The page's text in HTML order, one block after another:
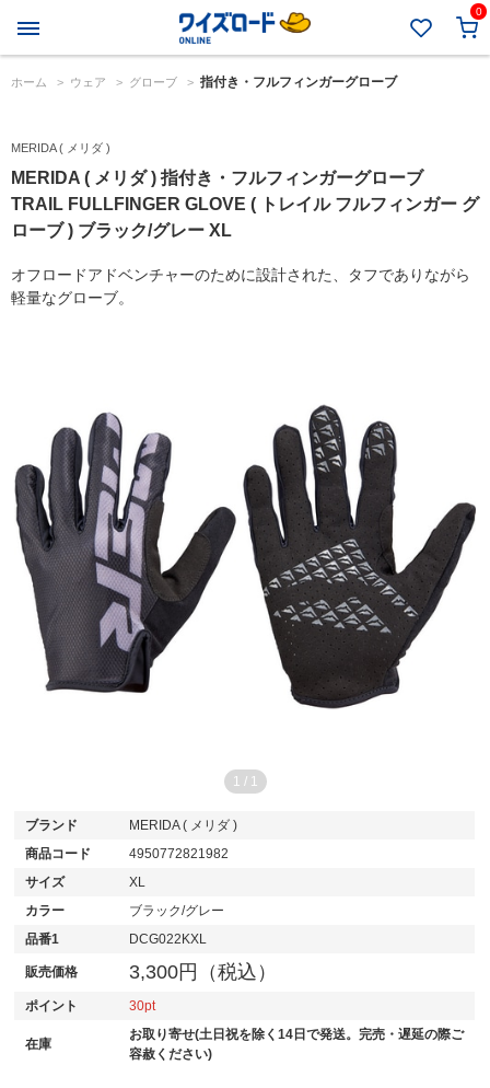
0
ホーム > ウェア > グローブ > 指付き・フルフィンガーグローブ
MERIDA ( メリダ )
MERIDA ( メリダ ) 指付き・フルフィンガーグローブ
TRAIL FULLFINGER GLOVE ( トレイル フルフィンガー グ
ローブ ) ブラック/グレー XL
オフロードアドベンチャーのために設計された、タフでありながら
軽量なグローブ。
1 / 1
ブランド
MERIDA ( メリダ )
商品コード
4950772821982
サイズ
XL
カラー
ブラック/グレー
品番1
DCG022KXL
販売価格 3,300円（税込）
ポイント 30
在庫
お取り寄せ(土日祝を除く14日で発送。完売・遅延の際ご
容赦ください)